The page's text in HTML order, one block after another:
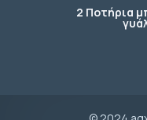
2 Ποτήρια